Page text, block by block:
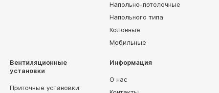
Напольно-потолочные
Напольного типа
Колонные
Мобильные
Вентиляционные
установки
Приточные установки
Информация
О нас